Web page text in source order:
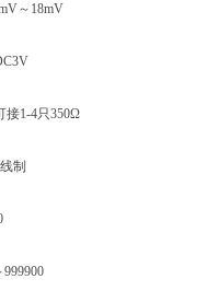
～18mV
1-4只350Ω
制